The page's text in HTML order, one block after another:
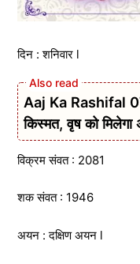
दिन : शनिवार l
Aaj Ka Rashifal
किस्मत, वृष को मिलेगा
विक्रम संवत : 2081
शक संवत : 1946
अयन : दक्षिण अयन l